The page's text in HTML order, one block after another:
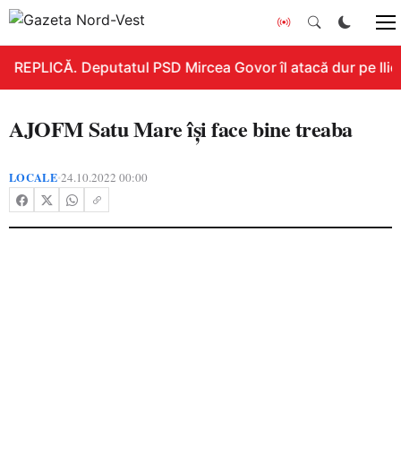
REPLICĂ. Deputatul PSD Mircea Govor îl atacă dur pe
AJOFM Satu Mare își face bine treaba
LOCALE•24.10.2022 00:00